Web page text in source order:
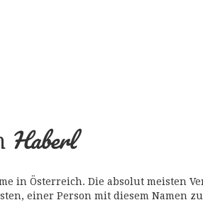
Haberl
in Österreich. Die absolut meisten
einer Person mit diesem Namen